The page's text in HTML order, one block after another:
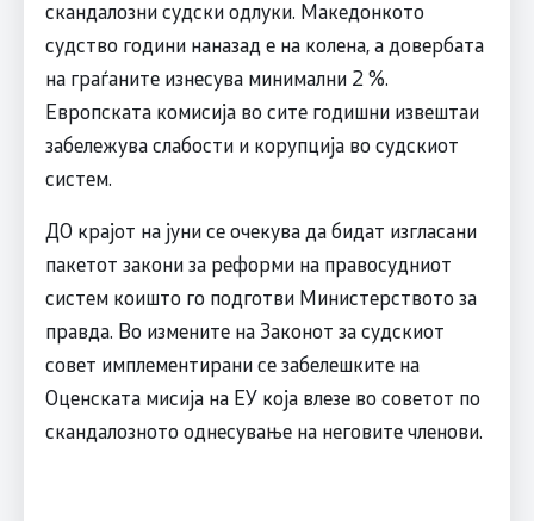
скандалозни судски одлуки. Македонкото
судство години наназад е на колена, а довербата
на граѓаните изнесува минимални 2 %.
Европската комисија во сите годишни извештаи
забележува слабости и корупција во судскиот
систем.
ДО крајот на јуни се очекува да бидат изгласани
пакетот закони за реформи на правосудниот
систем коишто го подготви Министерството за
правда. Во измените на Законот за судскиот
совет имплементирани се забелешките на
Оценската мисија на ЕУ која влезе во советот по
скандалозното однесување на неговите членови.